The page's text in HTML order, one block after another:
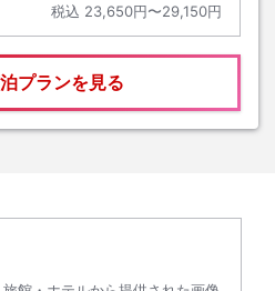
税込 23,650円〜29,150円
プランを見る